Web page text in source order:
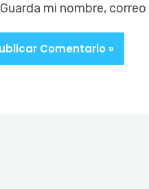
Guarda mi nombre,